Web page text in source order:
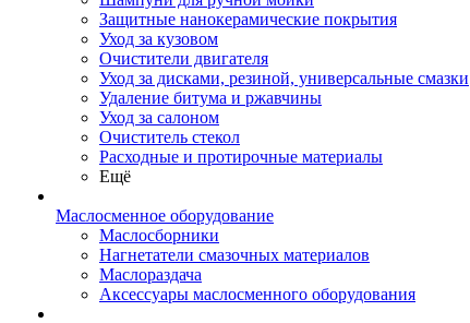
Защитные нанокерамические покрытия
Уход за кузовом
Очистители двигателя
Уход за дисками, резиной, универсальные смазки
Удаление битума и ржавчины
Уход за салоном
Очиститель стекол
Расходные и протирочные материалы
Ещё
Маслосменное оборудование
Маслосборники
Нагнетатели смазочных материалов
Маслораздача
Аксессуары маслосменного оборудования